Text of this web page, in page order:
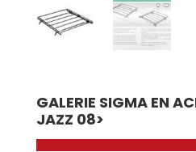
GALERIE SIGMA EN
JAZZ 08>